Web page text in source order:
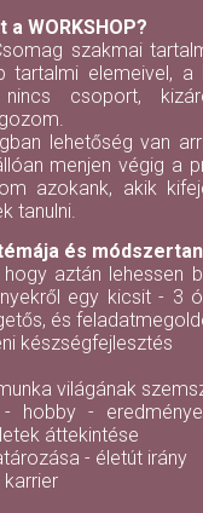
WORKSHOP?
szakmai
tartalmi elemeivel, a
csoport,
lehetőség van
menjen végig a
azokank, akik
tanulni.
és
aztán lehessen
egy kicsit - 3
és
készségfejlesztés
világának
hobby -
áttekintése
- életút irány
karrier